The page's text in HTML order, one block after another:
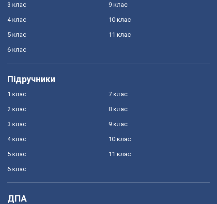
3 клас
4 клас
5 клас
6 клас
9 клас
10 клас
11 клас
Підручники
1 клас
2 клас
3 клас
4 клас
5 клас
6 клас
7 клас
8 клас
9 клас
10 клас
11 клас
ДПА